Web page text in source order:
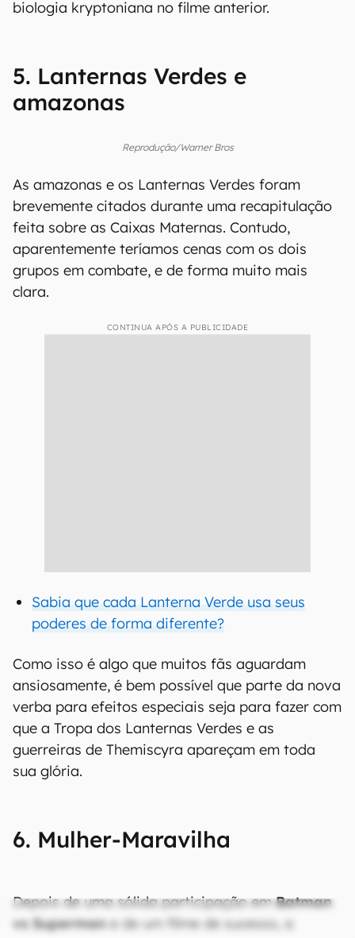
biologia kryptoniana no filme anterior.
5. Lanternas Verdes e
amazonas
Reprodução/Warner Bros
As amazonas e os Lanternas Verdes foram
brevemente citados durante uma recapitulação
feita sobre as Caixas Maternas. Contudo,
aparentemente teríamos cenas com os dois
grupos em combate, e de forma muito mais
clara.
CONTINUA APÓS A PUBLICIDADE
Sabia que cada Lanterna Verde usa seus
poderes de forma diferente?
Como isso é algo que muitos fãs aguardam
ansiosamente, é bem possível que parte da nova
verba para efeitos especiais seja para fazer com
que a Tropa dos Lanternas Verdes e as
guerreiras de Themiscyra apareçam em toda
sua glória.
6. Mulher-Maravilha
Depois de uma sólida participação emBatman
vs Supermane de um filme de sucesso, a